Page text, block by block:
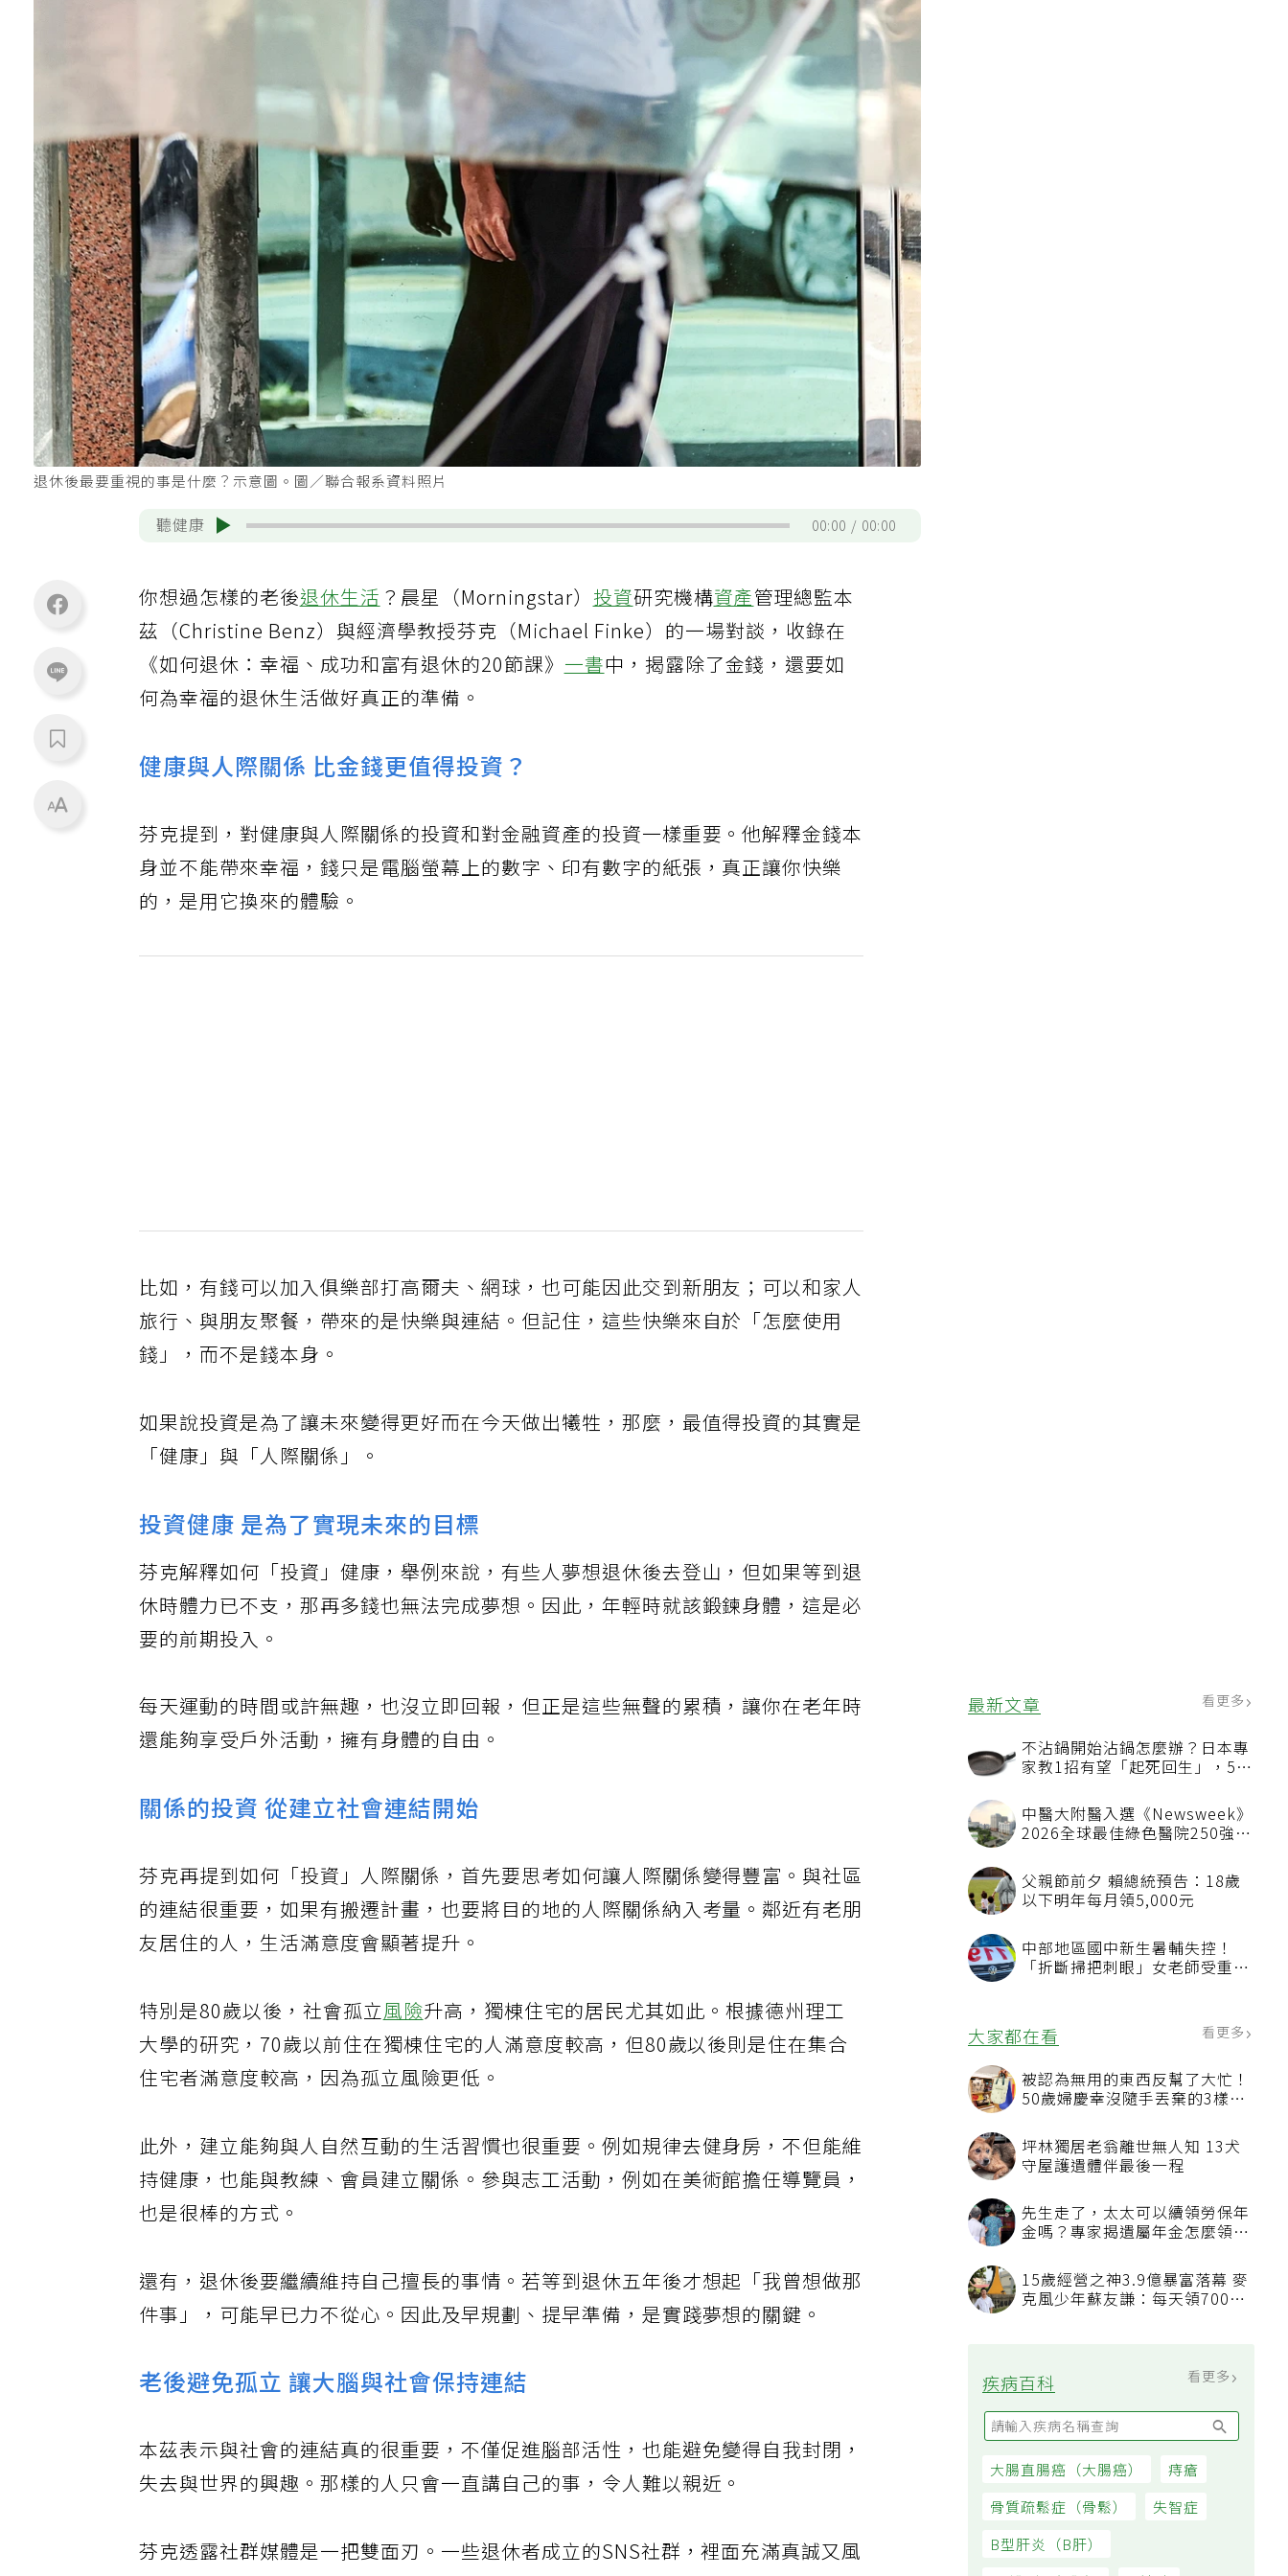
最新文章 看更多
不沾鍋開始沾鍋怎麼辦？日本專
家教1招有望「起死回生」，5情
中醫大附醫入選《Newsweek》
2026全球最佳綠色醫院250強
選 四葉績效指標居台灣最佳
父親節前夕 賴總統預告：18歲
以下明年每月領5,000元
中部地區國中新生暑輔失控！
「折斷掃把刺眼」女老師受重傷
大家都在看
被認為無用的東西反幫了大忙！
50歲婦慶幸沒隨手丟棄的3樣物
坪林獨居老翁離世無人知 13犬
守屋護遺體伴最後一程
先生走了，太太可以續領勞保年
看順位還要看資格
15歲經營之神3.9億暴富落幕 麥
疾病百科
退休後最要重視的事是什麼？示意圖。圖／聯合報系資料照片
聽健康 00:00 00:00
你想過怎樣的老後退休生活 ？晨星（Morningstar）投資研究機構資產管理總監本
茲（Christine Benz）與經濟學教授芬克（Michael Finke）的一場對談，收錄在
《如何退休：幸福、成功和富有退休的20節課》一書中，揭露除了金錢，還要如
何為幸福的退休生活做好真正的準備。
健康與人際關係 比金錢更值得投資？
芬克提到，對健康與人際關係的投資和對金融資產的投資一樣重要。他解釋金錢本
身並不能帶來幸福，錢只是電腦螢幕上的數字、印有數字的紙張，真正讓你快樂
的，是用它換來的體驗。
比如，有錢可以加入俱樂部打高爾夫、網球，也可能因此交到新朋友；可以和家人
旅行、與朋友聚餐，帶來的是快樂與連結。但記住，這些快樂來自於「怎麼使用
錢」，而不是錢本身。
如果說投資是為了讓未來變得更好而在今天做出犧牲，那麼，最值得投資的其實是
「健康」與「人際關係」。
投資健康 是為了實現未來的目標
芬克解釋如何「投資」健康，舉例來說，有些人夢想退休後去登山，但如果等到退
休時體力已不支，那再多錢也無法完成夢想。因此，年輕時就該鍛鍊身體，這是必
要的前期投入。
每天運動的時間或許無趣，也沒立即回報，但正是這些無聲的累積，讓你在老年時
還能夠享受戶外活動，擁有身體的自由。
關係的投資 從建立社會連結開始
芬克再提到如何「投資」人際關係，首先要思考如何讓人際關係變得豐富。與社區
的連結很重要，如果有搬遷計畫，也要將目的地的人際關係納入考量。鄰近有老朋
友居住的人，生活滿意度會顯著提升。
特別是80歲以後，社會孤立風險升高，獨棟住宅的居民尤其如此。根據德州理工
大學的研究，70歲以前住在獨棟住宅的人滿意度較高，但80歲以後則是住在集合
住宅者滿意度較高，因為孤立風險更低。
此外，建立能夠與人自然互動的生活習慣也很重要。例如規律去健身房，不但能維
持健康，也能與教練、會員建立關係。參與志工活動，例如在美術館擔任導覽員，
也是很棒的方式。
還有，退休後要繼續維持自己擅長的事情。若等到退休五年後才想起「我曾想做那
件事」，可能早已力不從心。因此及早規劃、提早準備，是實踐夢想的關鍵。
老後避免孤立 讓大腦與社會保持連結
本茲表示與社會的連結真的很重要，不僅促進腦部活性，也能避免變得自我封閉，
失去與世界的興趣。那樣的人只會一直講自己的事，令人難以親近。
芬克透露社群媒體是一把雙面刃。一些退休者成立的SNS社群，裡面充滿真誠又風